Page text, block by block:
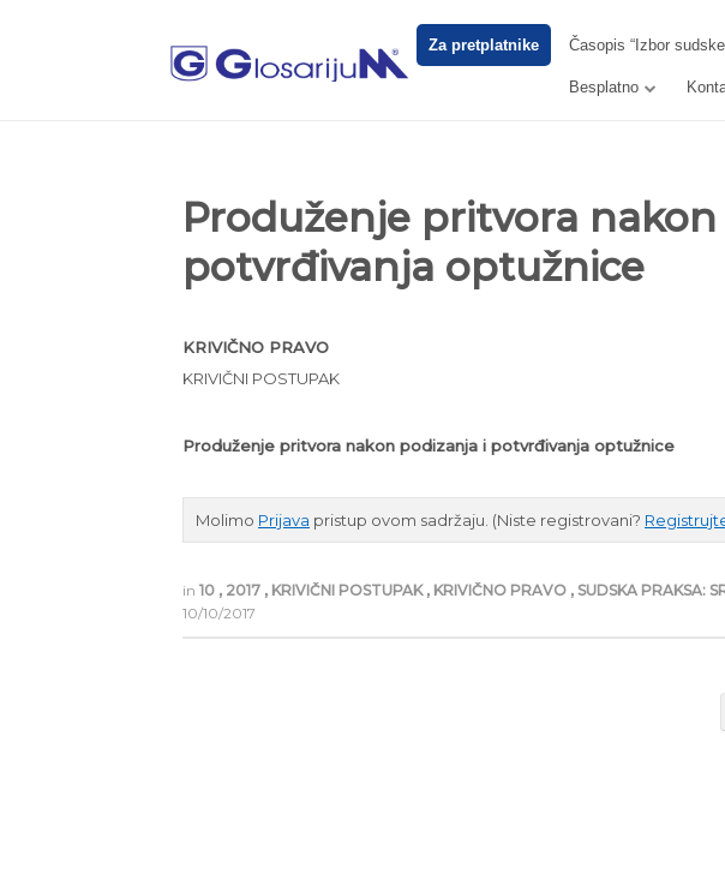
Za pretplatnike Časopis “Izbor
Besplatno
Produženje pritvora
potvrđivanja optužnice
KRIVIČNO PRAVO
KRIVIČNI POSTUPAK
Produženje pritvora nakon podizanja i potvrđivanja optužnice
Molimo Prijava pristup ovom sadržaju. (Niste registrovani?
in 10 , 2017 , KRIVIČNI POSTUPAK , KRIVIČNO PRAVO , SUDSKA PRAKSA:
10/10/2017